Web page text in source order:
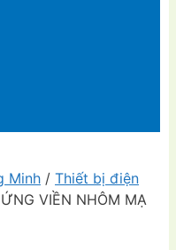
Minh / Thiết bị điện
VIỀN NHÔM MẠ